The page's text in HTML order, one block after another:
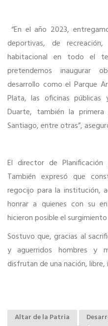
“En el año 2023,
deportivas, de
habitacional en todo el
pretendemos inaugurar
desarrollo como el Parque
Plata, las oficinas
Duarte, también la
Santiago, entre otras”,
El director de
También expresó que
regocijo para la institución,
honrar a quienes con su
hicieron posible el
Sostuvo que, gracias al
y aguerridos hombres y
disfrutan de una nación,
Altar de la Patria